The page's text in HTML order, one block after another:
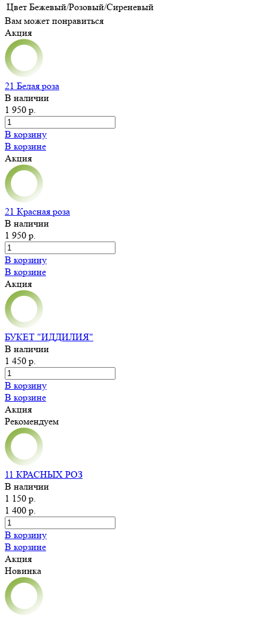
Цвет Бежевый/Розовый/Сиреневый
Вам может понравиться
Акция
21 Белая роза
В наличии
1 950 р.
В корзину
В корзине
Акция
21 Красная роза
В наличии
1 950 р.
В корзину
В корзине
Акция
БУКЕТ "ИДДИЛИЯ"
В наличии
1 450 р.
В корзину
В корзине
Акция
Рекомендуем
11 КРАСНЫХ РОЗ
В наличии
1 150 р.
1 400 р.
В корзину
В корзине
Акция
Новинка